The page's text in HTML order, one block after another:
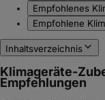
Empfohlenes
Empfohlene
Inhaltsverzeichnis
Klimageräte-
Empfehlungen